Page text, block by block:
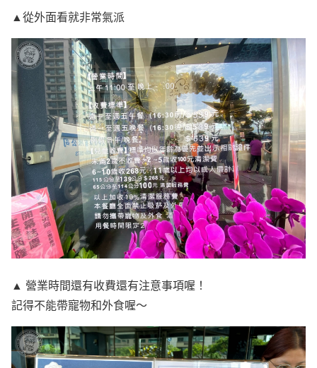
▲從外面看就非常氣派
▲ 營業時間還有收費還有注意事項喔！
記得不能帶寵物和外食喔～